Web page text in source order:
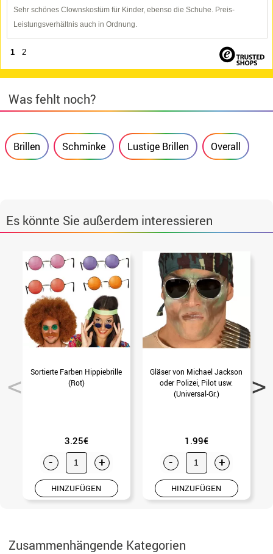
Sehr schönes Clownskostüm für Kinder, ebenso die Schuhe. Preis-
Leistungsverhältnis auch in Ordnung.
1 2
Was fehlt noch?
Brillen Schminke Lustige Brillen Overall
Es könnte Sie außerdem interessieren
Sortierte Farben Hippiebrille
(Rot)
3.25€
- +
HINZUFÜGEN
Gläser von Michael Jackson
oder Polizei, Pilot usw.
(Universal-Gr.)
1.99€
- +
HINZUFÜGEN
Zusammenhängende Kategorien